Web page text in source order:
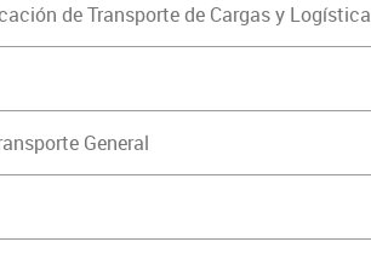
de Transporte de Cargas y Logística
General